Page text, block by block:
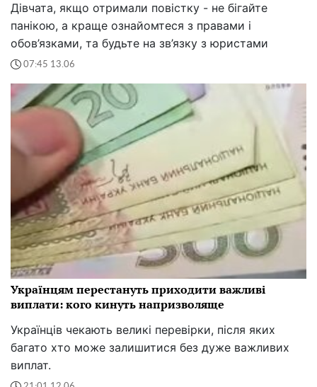
Дівчата, якщо отримали повістку - не бігайте
панікою, а краще ознайомтеся з правами і
обов’язками, та будьте на зв’язку з юристами
07:45 13.06
Українцям перестануть приходити важливі
виплати: кого кинуть напризволяще
Українців чекають великі перевірки, після яких
багато хто може залишитися без дуже важливих
виплат.